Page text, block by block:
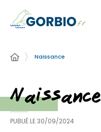
Naissance
Naissance
PUBLIÉ LE30/09/2024